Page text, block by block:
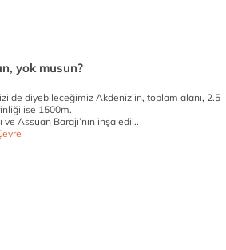
yok musun?
de diyebileceğimiz Akdeniz'in, toplam alanı, 2.5
ise 1500m.
ve Assuan Barajı’nın inşa edil..